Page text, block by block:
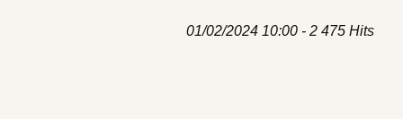
01/02/2024 10:00 - 2 475 Hits